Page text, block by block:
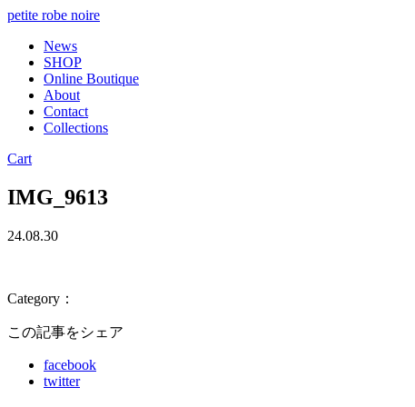
petite robe noire
News
SHOP
Online Boutique
About
Contact
Collections
Cart
IMG_9613
24.08.30
Category：
この記事をシェア
facebook
twitter